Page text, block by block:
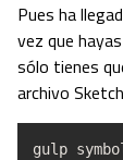
Pues ha
vez que
sólo tienes
archivo
gulp